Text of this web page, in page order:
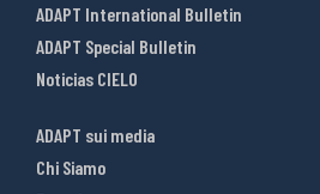
ADAPT International Bulletin
ADAPT Special Bulletin
Noticias CIELO
ADAPT sui media
Chi Siamo